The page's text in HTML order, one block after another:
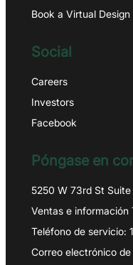
Book a Virtual
Social
Careers
Investors
Facebook
Póngase en
5250 W 73rd St
Ventas e información
Teléfono de servicio:
Correo electrónico